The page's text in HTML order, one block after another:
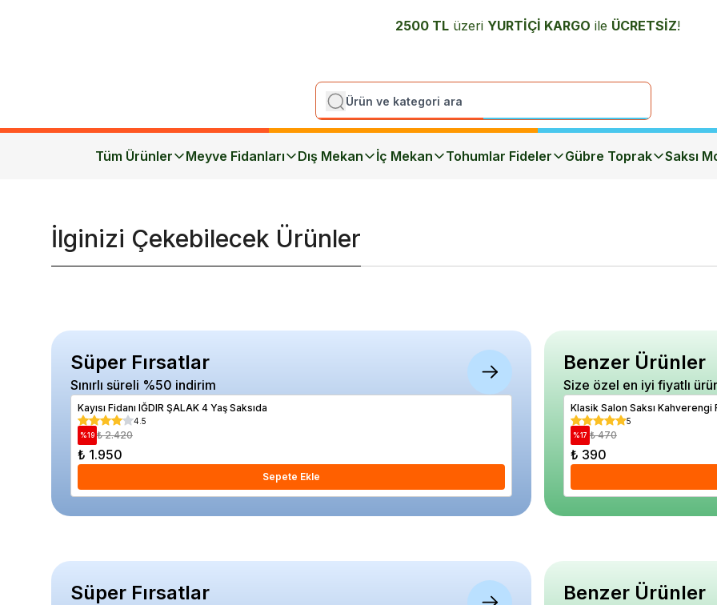
2500 TL üzeri YURTİÇİ KARGO ile ÜCRETSİZ!
Tüm Ürünler Meyve Fidanları Dış Mekan İç Mekan Tohumlar Fideler Gübre Toprak Saksı
İlginizi Çekebilecek Ürünler
Süper Fırsatlar
Sınırlı süreli %50 indirim
Kayısı Fidanı IĞDIR ŞALAK 4 Yaş Saksıda
4.5
%19 ₺ 2.420
₺ 1.950
Sepete Ekle
Genel Amaçlı Şeffaf Silikon 280 gram
5
Benzer Ürünler
Size özel en iyi fiyatlı
Klasik Salon Saksı Kahverengi
5
%17 ₺ 470
₺ 390
Süper Fırsatlar Benzer Ürünler